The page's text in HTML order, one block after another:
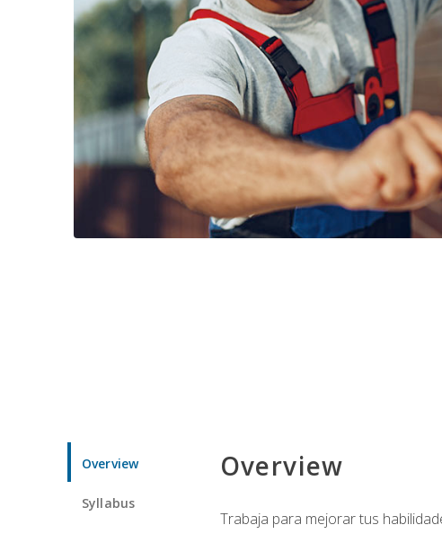
Overview
Syllabus
Overview
Trabaja para mejorar tus